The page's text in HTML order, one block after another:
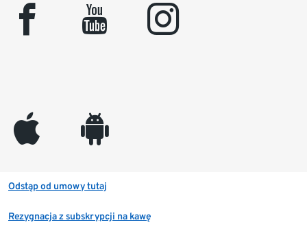
facebook youtube instagram
appleinc android
Odstąp od umowy tutaj
Rezygnacja z subskrypcji na kawę